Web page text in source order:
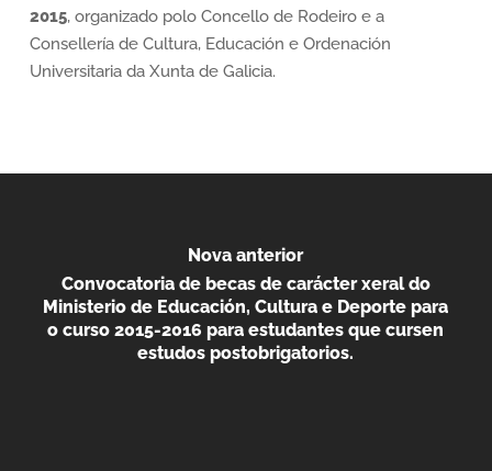
2015, organizado polo Concello de Rodeiro e a
Consellería de Cultura, Educación e Ordenación
Universitaria da Xunta de Galicia.
Nova anterior
Convocatoria de becas de carácter xeral do
Ministerio de Educación, Cultura e Deporte para
o curso 2015-2016 para estudantes que cursen
estudos postobrigatorios.